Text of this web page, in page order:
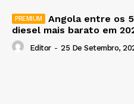
Angola entre os
diesel mais barato em
Editor - 25 De Setembro,